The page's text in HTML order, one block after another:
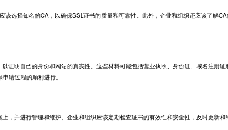
该选择知名的CA，以确保SSL证书的质量和可靠性。此外，企业和组织还应该了解CA
证明自己的身份和网站的真实性。这些材料可能包括营业执照、身份证、域名注册证
请过程的顺利进行。
，并进行管理和维护。企业和组织应该定期检查证书的有效性和安全性，及时更新和